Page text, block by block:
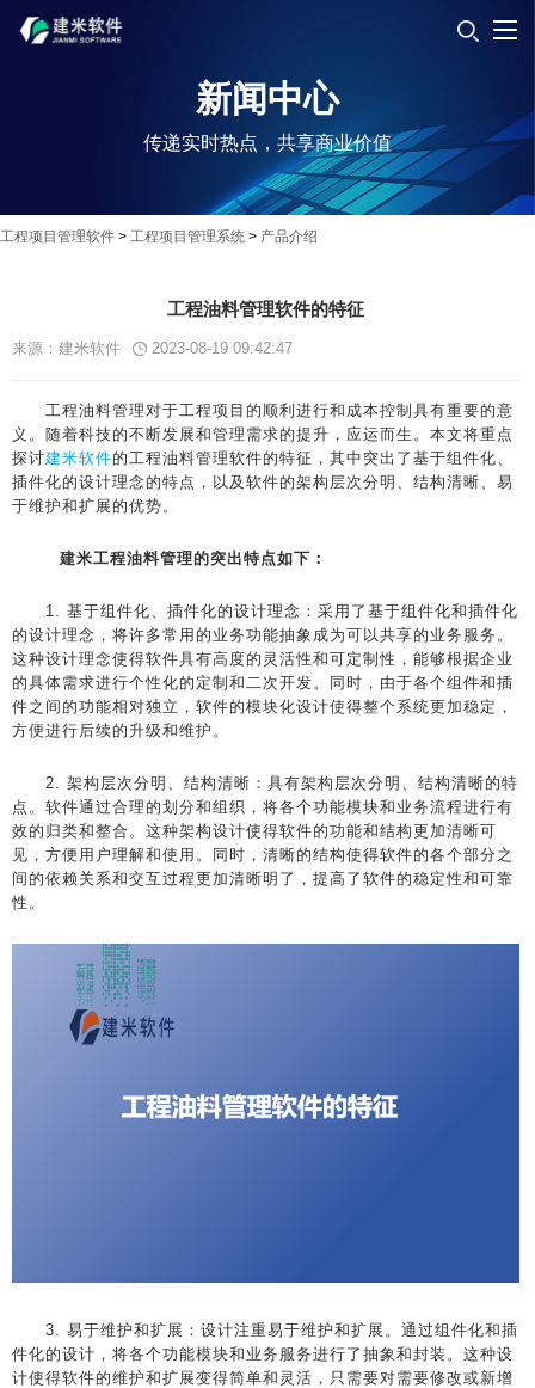
新闻中心
传递实时热点，共享商业价值
工程项目管理软件 > 工程项目管理系统 > 产品介绍
工程油料管理软件的特征
来源：建米软件 2023-08-19 09:42:47
工程油料管理对于工程项目的顺利进行和成本控制具有重要的意
义。随着科技的不断发展和管理需求的提升，应运而生。本文将重点
探讨建米软件的工程油料管理软件的特征，其中突出了基于组件化、
插件化的设计理念的特点，以及软件的架构层次分明、结构清晰、易
于维护和扩展的优势。
建米工程油料管理的突出特点如下：
1. 基于组件化、插件化的设计理念：采用了基于组件化和插件化
的设计理念，将许多常用的业务功能抽象成为可以共享的业务服务。
这种设计理念使得软件具有高度的灵活性和可定制性，能够根据企业
的具体需求进行个性化的定制和二次开发。同时，由于各个组件和插
件之间的功能相对独立，软件的模块化设计使得整个系统更加稳定，
方便进行后续的升级和维护。
2. 架构层次分明、结构清晰：具有架构层次分明、结构清晰的特
点。软件通过合理的划分和组织，将各个功能模块和业务流程进行有
效的归类和整合。这种架构设计使得软件的功能和结构更加清晰可
见，方便用户理解和使用。同时，清晰的结构使得软件的各个部分之
间的依赖关系和交互过程更加清晰明了，提高了软件的稳定性和可靠
性。
3. 易于维护和扩展：设计注重易于维护和扩展。通过组件化和插
件化的设计，将各个功能模块和业务服务进行了抽象和封装。这种设
计使得软件的维护和扩展变得简单和灵活，只需要对需要修改或新增